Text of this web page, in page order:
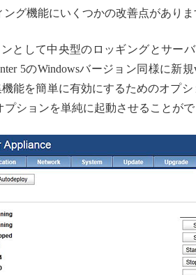
ング機能にいくつかの改善点がありま
ンとして中央型のロッギングとサー
5のWindowsバージョン同様に新規
能を簡単に有効にするためのオプ
ションを単純に起動させることがで